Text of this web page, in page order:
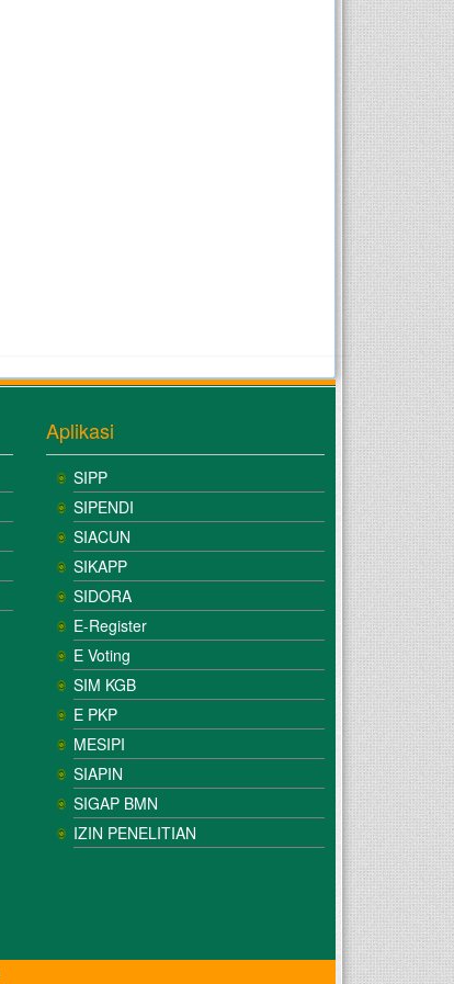
Aplikasi
SIPP
SIPENDI
SIACUN
SIKAPP
SIDORA
E-Register
E Voting
SIM KGB
E PKP
MESIPI
SIAPIN
SIGAP BMN
IZIN PENELITIAN